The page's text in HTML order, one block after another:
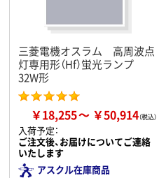
三菱電機オスラム 高周波点
灯専用形（Hf）蛍光ランプ
32W形
￥18,255 ￥50,914
入荷予定：
ご注文後、お届けについてご連絡
いたします
アスクル在庫商品